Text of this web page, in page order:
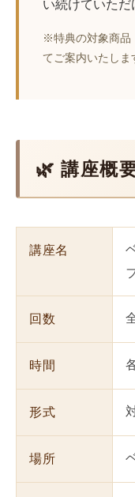
い続けていただ
※特典の対象商品
てご案内いたしま
🌿 講座概
講座名
回数
時間
形式
場所